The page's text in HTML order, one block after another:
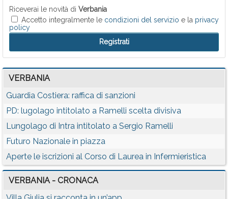
Riceverai le novità di Verbania
Accetto integralmente le condizioni del servizio e la privacy
policy
VERBANIA
Guardia Costiera: raffica di sanzioni
PD: lugolago intitolato a Ramelli scelta divisiva
Lungolago di Intra intitolato a Sergio Ramelli
Futuro Nazionale in piazza
Aperte le iscrizioni al Corso di Laurea in Infermieristica
VERBANIA - CRONACA